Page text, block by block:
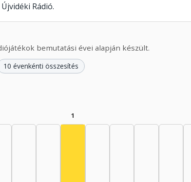
Rádió.
bemutatási évei alapján készült.
10 évenkénti összesítés
1